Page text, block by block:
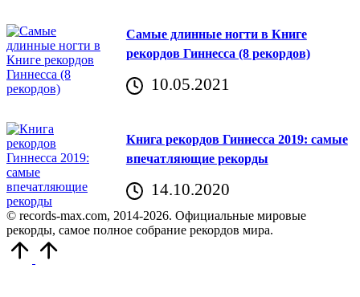
Самые длинные ногти в Книге
рекордов Гиннесса (8 рекордов)
10.05.2021
Книга рекордов Гиннесса 2019: самые
впечатляющие рекорды
14.10.2020
© records-max.com, 2014-2026. Официальные мировые
рекорды, самое полное собрание рекордов мира.